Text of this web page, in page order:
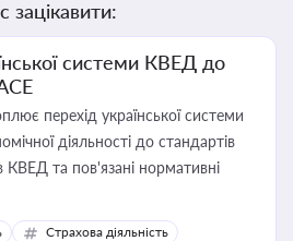
зацікавити:
системи КВЕД до
перехід української системи
діяльності до стандартів
КВЕД та пов'язані нормативні
Страхова діяльність